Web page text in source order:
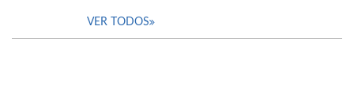
VER TODOS